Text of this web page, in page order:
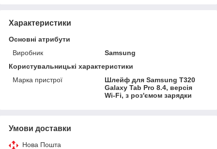
Характеристики
Основні атрибути
Виробник
Samsung
Користувальницькі характеристики
Марка пристрої
Шлейф для Samsung T320
Galaxy Tab Pro 8.4, версія
Wi-Fi, з роз'ємом зарядки
Умови доставки
Нова Пошта